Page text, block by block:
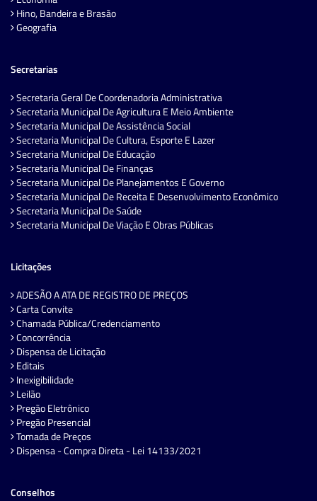
Hino, Bandeira e Brasão
Geografia
Secretarias
Secretaria Geral De Coordenadoria Administrativa
Secretaria Municipal De Agricultura E Meio Ambiente
Secretaria Municipal De Assistência Social
Secretaria Municipal De Cultura, Esporte E Lazer
Secretaria Municipal De Educação
Secretaria Municipal De Finanças
Secretaria Municipal De Planejamentos E Governo
Secretaria Municipal De Receita E Desenvolvimento Econômico
Secretaria Municipal De Saúde
Secretaria Municipal De Viação E Obras Públicas
Licitações
ADESÃO A ATA DE REGISTRO DE PREÇOS
Carta Convite
Chamada Pública/Credenciamento
Concorrência
Dispensa de Licitação
Editais
Inexigibilidade
Leilão
Pregão Eletrônico
Pregão Presencial
Tomada de Preços
Dispensa - Compra Direta - Lei 14133/2021
Conselhos